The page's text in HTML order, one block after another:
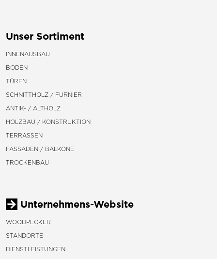
Unser Sortiment
INNENAUSBAU
BODEN
TÜREN
SCHNITTHOLZ / FURNIER
ANTIK- / ALTHOLZ
HOLZBAU / KONSTRUKTION
TERRASSEN
FASSADEN / BALKONE
TROCKENBAU
Unternehmens-Website
WOODPECKER
STANDORTE
DIENSTLEISTUNGEN